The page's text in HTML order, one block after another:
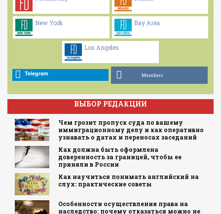
New York Bay Area
Los Angeles
Telegram Members
ВЫБОР РЕДАКЦИИ
Чем грозит пропуск суда по вашему
иммиграционному делу и как оперативно
узнавать о датах и переносах заседаний
Как должна быть оформлена
доверенность за границей, чтобы ее
приняли в России
Как научиться понимать английский на
слух: практические советы
Особенности осуществления права на
наследство: почему отказаться можно не